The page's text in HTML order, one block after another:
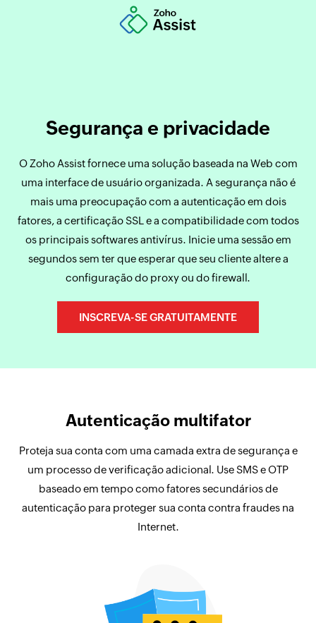
Segurança e privacidade
O Zoho Assist fornece uma solução baseada na Web com
uma interface de usuário organizada. A segurança não é
mais uma preocupação com a autenticação em dois
fatores, a certificação SSL e a compatibilidade com todos
os principais softwares antivírus. Inicie uma sessão em
segundos sem ter que esperar que seu cliente altere a
configuração do proxy ou do firewall.
INSCREVA-SE GRATUITAMENTE
Autenticação multifator
Proteja sua conta com uma camada extra de segurança e
um processo de verificação adicional. Use SMS e OTP
baseado em tempo como fatores secundários de
autenticação para proteger sua conta contra fraudes na
Internet.